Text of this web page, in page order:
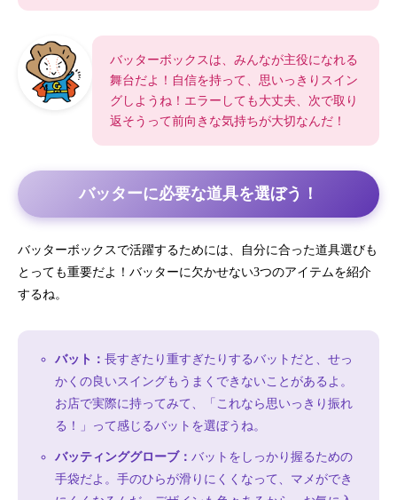
バッターボックスは、みんなが主役になれる
舞台だよ！自信を持って、思いっきりスイン
グしようね！エラーしても大丈夫、次で取り
返そうって前向きな気持ちが大切なんだ！
バッターに必要な道具を選ぼう！
バッターボックスで活躍するためには、自分に合った道具選びも
とっても重要だよ！バッターに欠かせない3つのアイテムを紹介
するね。
バット： 長すぎたり重すぎたりするバットだと、せっ
かくの良いスイングもうまくできないことがあるよ。
お店で実際に持ってみて、「これなら思いっきり振れ
る！」って感じるバットを選ぼうね。
バッティンググローブ： バットをしっかり握るための
手袋だよ。手のひらが滑りにくくなって、マメができ